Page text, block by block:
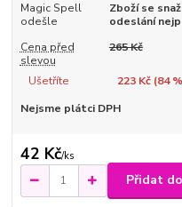
Magic Spell
odešle
Zboží se
odeslání
Cena před
slevou
265 Kč
Ušetříte 223 Kč (84
Nejsme plátci DPH
42 Kč/ks
Přidat